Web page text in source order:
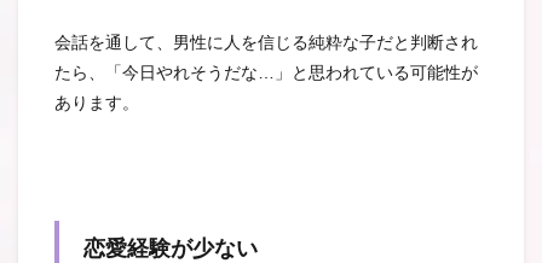
会話を通して、男性に人を信じる純粋な子だと判断され
たら、「今日やれそうだな…」と思われている可能性が
あります。
恋愛経験が少ない